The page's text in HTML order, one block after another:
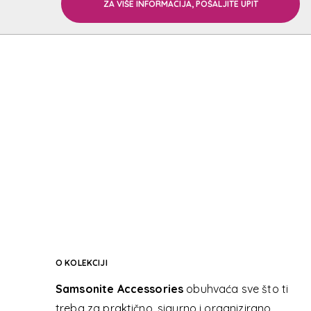
ZA VIŠE INFORMACIJA, POŠALJITE UPIT
O KOLEKCIJI
Samsonite Accessories obuhvaća sve što ti
treba za praktično, sigurno i organizirano